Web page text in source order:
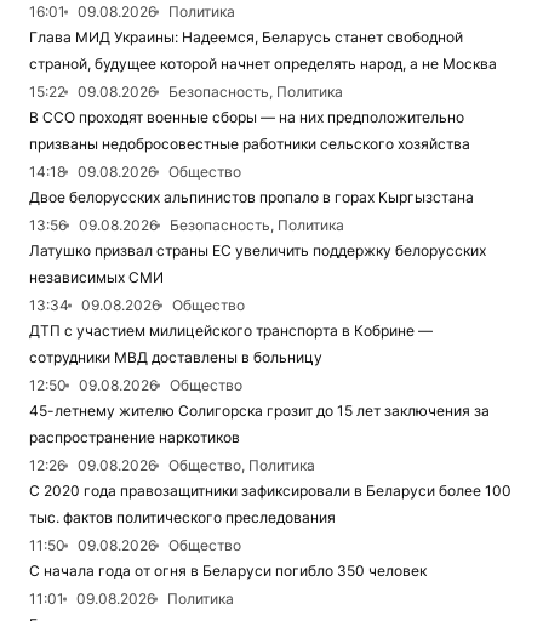
16:01
09.08.2026
Политика
Глава МИД Украины: Надеемся, Беларусь станет свободной
страной, будущее которой начнет определять народ, а не Москва
15:22
09.08.2026
Безопасность, Политика
В ССО проходят военные сборы — на них предположительно
призваны недобросовестные работники сельского хозяйства
14:18
09.08.2026
Общество
Двое белорусских альпинистов пропало в горах Кыргызстана
13:56
09.08.2026
Безопасность, Политика
Латушко призвал страны ЕС увеличить поддержку белорусских
независимых СМИ
13:34
09.08.2026
Общество
ДТП с участием милицейского транспорта в Кобрине —
сотрудники МВД доставлены в больницу
12:50
09.08.2026
Общество
45-летнему жителю Солигорска грозит до 15 лет заключения за
распространение наркотиков
12:26
09.08.2026
Общество, Политика
С 2020 года правозащитники зафиксировали в Беларуси более 100
тыс. фактов политического преследования
11:50
09.08.2026
Общество
С начала года от огня в Беларуси погибло 350 человек
11:01
09.08.2026
Политика